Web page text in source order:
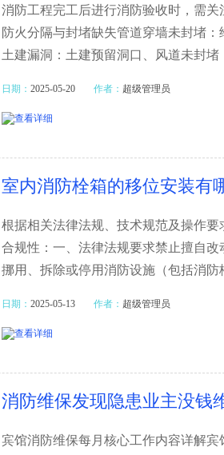
消防工程完工后进行消防验收时，需
防火分隔与封堵缺失管道穿墙未封堵
土建漏洞：土建预留洞口、风道未封
日期： 2025-05-20 作者： 超级管理员
室内消防栓箱的移位安装有
根据相关法律法规、技术规范及操作
合规性：一、法律法规要求禁止擅自
挪用、拆除或停用消防设施（包括消
日期： 2025-05-13 作者： 超级管理员
消防维保发现隐患业主没钱
宾馆消防维保每月核心工作内容详解